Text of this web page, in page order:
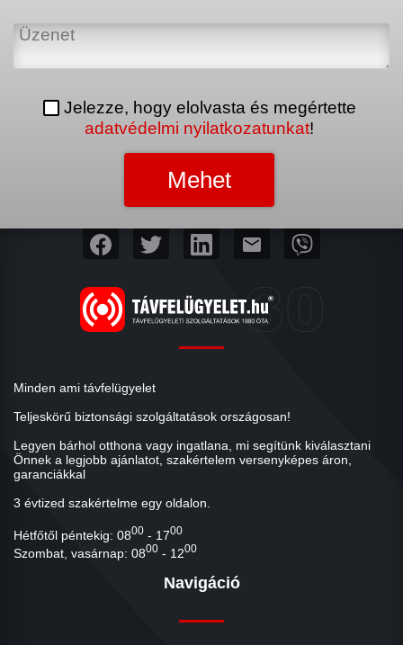
Jelezze, hogy elolvasta és megértette
adatvédelmi nyilatkozatunkat!
mail
Minden ami távfelügyelet
Teljeskörű biztonsági szolgáltatások országosan!
Legyen bárhol otthona vagy ingatlana, mi segítünk kiválasztani
Önnek a legjobb ajánlatot, szakértelem versenyképes áron,
garanciákkal
3 évtized szakértelme egy oldalon.
Hétfőtől péntekig: 0800 - 1700
Szombat, vasárnap: 0800 - 1200
Navigáció